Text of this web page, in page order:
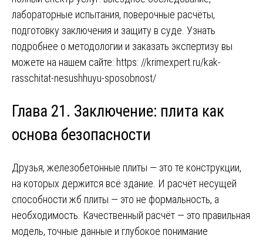
лабораторные испытания, поверочные расчёты,
подготовку заключения и защиту в суде. Узнать
подробнее о методологии и заказать экспертизу вы
можете на нашем сайте: https: //krimexpert.ru/kak-
rasschitat-nesushhuyu-sposobnost/
Глава 21. Заключение: плита как
основа безопасности
Друзья, железобетонные плиты — это те конструкции,
на которых держится всё здание. И расчёт несущей
способности жб плиты — это не формальность, а
необходимость. Качественный расчёт — это правильная
модель, точные данные и глубокое понимание